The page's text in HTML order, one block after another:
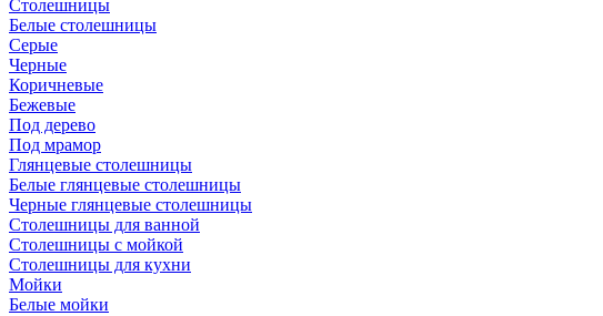
Столешницы
Белые столешницы
Серые
Черные
Коричневые
Бежевые
Под дерево
Под мрамор
Глянцевые столешницы
Белые глянцевые столешницы
Черные глянцевые столешницы
Столешницы для ванной
Столешницы с мойкой
Столешницы для кухни
Мойки
Белые мойки